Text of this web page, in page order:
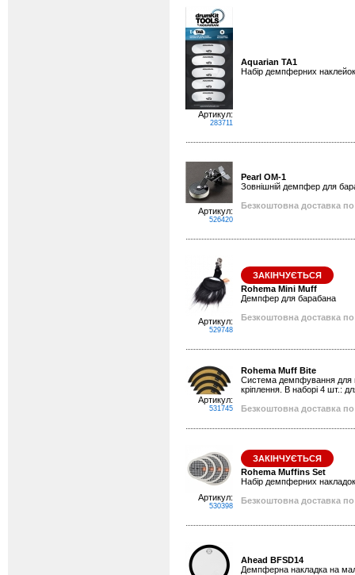
Артикул:
283711
Aquarian TA1
Набір демпферних
Артикул:
526420
Pearl OM-1
Зовнішній демпфер для
Безкоштовна доставка по
Артикул:
529748
ЗАКІНЧУЄТЬСЯ
Rohema Mini Muff
Демпфер для барабана
Безкоштовна доставка по
Артикул:
531745
Rohema Muff Bite
Система демпфування для
кріплення. В наборі 4 шт.:
Безкоштовна доставка по
Артикул:
530398
ЗАКІНЧУЄТЬСЯ
Rohema Muffins Set
Набір демпферних
Безкоштовна доставка по
Ahead BFSD14
Демпферна накладка на